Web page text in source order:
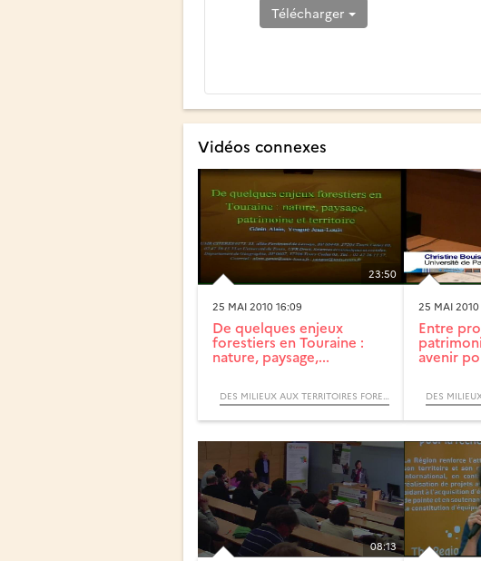
Télécharger
Vidéos connexes
23:50
25 MAI 2010 16:09
De quelques enjeux
forestiers en Touraine :
nature, paysage,...
DES MILIEUX AUX TERRITOIRES FORESTIERS, ITINÉRAIRES BIOGÉOGRAPHIQUES (COLLOQUE)
25 MAI 2010
Entre
avenir
08:13